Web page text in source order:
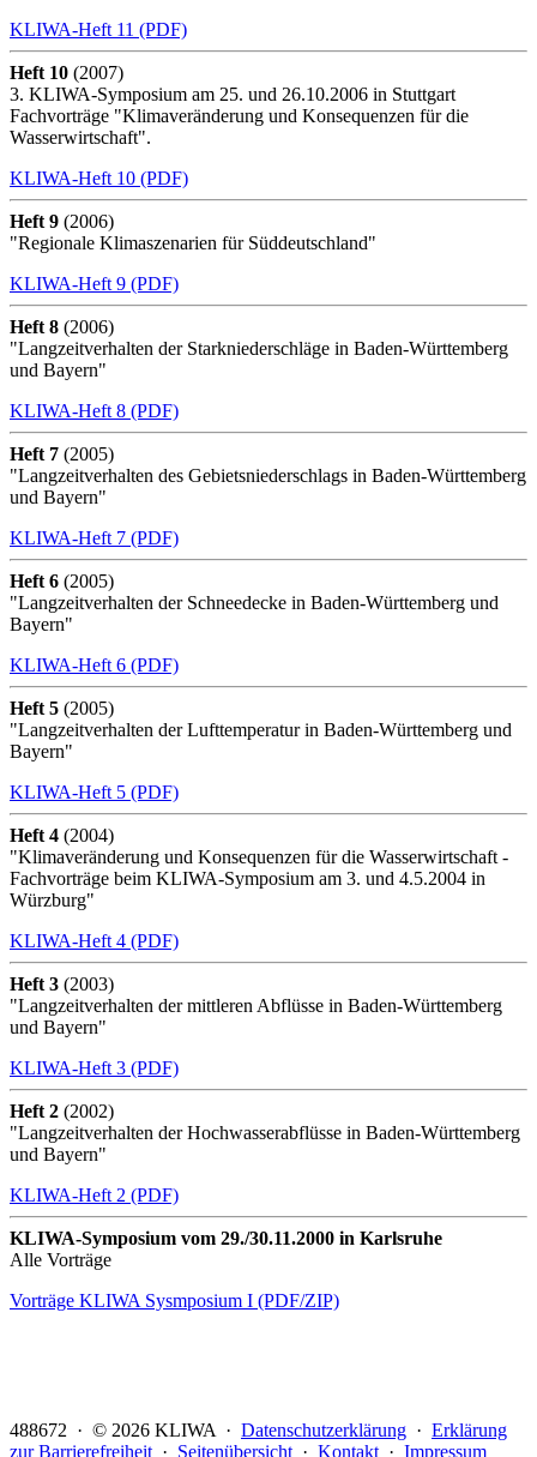
KLIWA-Heft 11 (PDF)
Heft 10 (2007)
3. KLIWA-Symposium am 25. und 26.10.2006 in Stuttgart
Fachvorträge "Klimaveränderung und Konsequenzen für die
Wasserwirtschaft".
KLIWA-Heft 10 (PDF)
Heft 9 (2006)
"Regionale Klimaszenarien für Süddeutschland"
KLIWA-Heft 9 (PDF)
Heft 8 (2006)
"Langzeitverhalten der Starkniederschläge in Baden-Württemberg
und Bayern"
KLIWA-Heft 8 (PDF)
Heft 7 (2005)
"Langzeitverhalten des Gebietsniederschlags in Baden-Württemberg
und Bayern"
KLIWA-Heft 7 (PDF)
Heft 6 (2005)
"Langzeitverhalten der Schneedecke in Baden-Württemberg und
Bayern"
KLIWA-Heft 6 (PDF)
Heft 5 (2005)
"Langzeitverhalten der Lufttemperatur in Baden-Württemberg und
Bayern"
KLIWA-Heft 5 (PDF)
Heft 4 (2004)
"Klimaveränderung und Konsequenzen für die Wasserwirtschaft -
Fachvorträge beim KLIWA-Symposium am 3. und 4.5.2004 in
Würzburg"
KLIWA-Heft 4 (PDF)
Heft 3 (2003)
"Langzeitverhalten der mittleren Abflüsse in Baden-Württemberg
und Bayern"
KLIWA-Heft 3 (PDF)
Heft 2 (2002)
"Langzeitverhalten der Hochwasserabflüsse in Baden-Württemberg
und Bayern"
KLIWA-Heft 2 (PDF)
KLIWA-Symposium vom 29./30.11.2000 in Karlsruhe
Alle Vorträge
Vorträge KLIWA Sysmposium I (PDF/ZIP)
488672 · © 2026 KLIWA · Datenschutzerklärung · Erklärung
zur Barrierefreiheit · Seitenübersicht · Kontakt · Impressum